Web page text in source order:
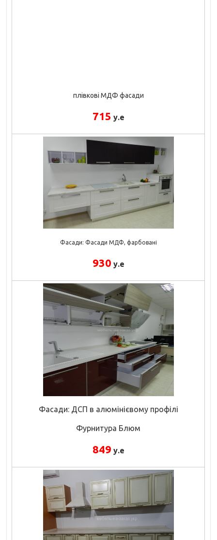
плівкові МДФ фасади
715 у.е
Фасади: Фасади МДФ, фарбовані
930 у.е
Фасади: ДСП в алюмінієвому профілі
Фурнитура Блюм
849 у.е